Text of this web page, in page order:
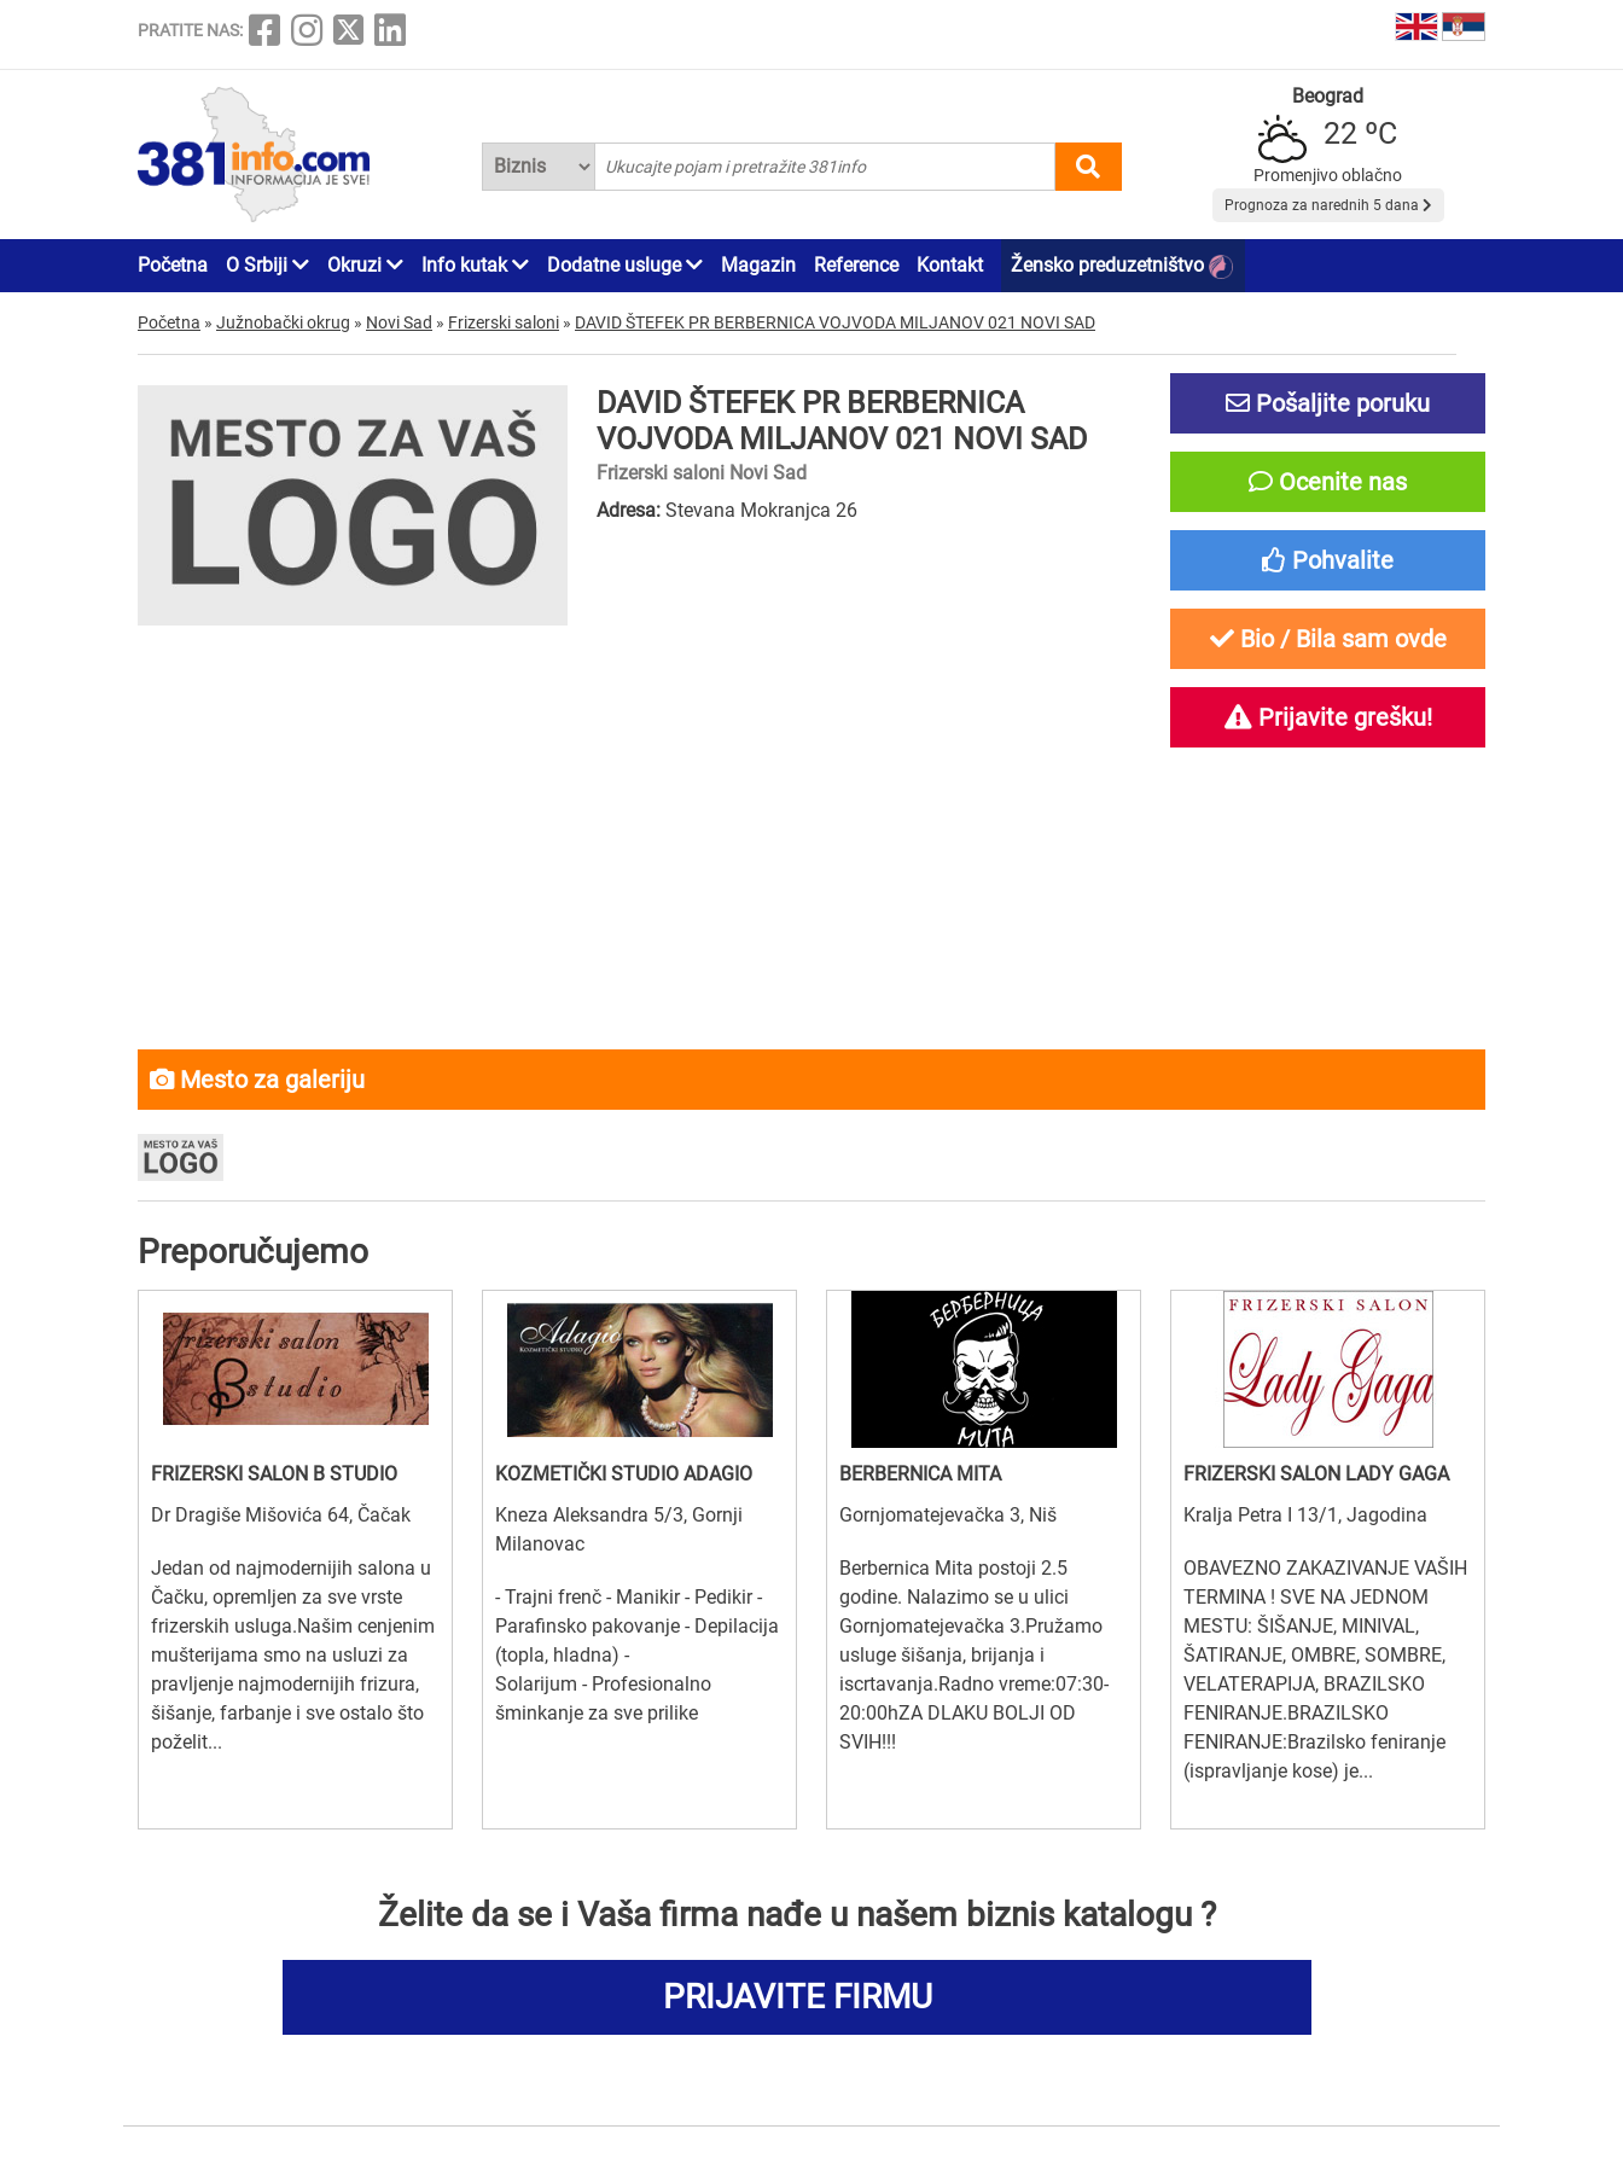
PRATITE NAS:
Beograd
22 ºC
Promenjivo oblačno
Prognoza za narednih 5 dana
Početna O Srbiji Okruzi Info kutak Dodatne usluge Magazin Reference Kontakt Žensko preduzetništvo
Početna » Južnobački okrug » Novi Sad » Frizerski saloni » DAVID ŠTEFEK PR BERBERNICA VOJVODA MILJANOV 021 NOVI SAD
DAVID ŠTEFEK PR BERBERNICA
VOJVODA MILJANOV 021 NOVI SAD
Frizerski saloni Novi Sad
Adresa: Stevana Mokranjca 26
Pošaljite poruku
Ocenite nas
Pohvalite
Bio / Bila sam ovde
Prijavite grešku!
Mesto za galeriju
Preporučujemo
FRIZERSKI SALON B STUDIO
Dr Dragiše Mišovića 64, Čačak
Jedan od najmodernijih salona u
Čačku, opremljen za sve vrste
frizerskih usluga.Našim cenjenim
mušterijama smo na usluzi za
pravljenje najmodernijih frizura,
šišanje, farbanje i sve ostalo što
poželit...
KOZMETIČKI STUDIO ADAGIO
Kneza Aleksandra 5/3, Gornji
Milanovac
- Trajni frenč - Manikir - Pedikir -
Parafinsko pakovanje - Depilacija
(topla, hladna) -
Solarijum - Profesionalno
šminkanje za sve prilike
BERBERNICA MITA
Gornjomatejevačka 3, Niš
Berbernica Mita postoji 2.5
godine. Nalazimo se u ulici
Gornjomatejevačka 3.Pružamo
usluge šišanja, brijanja i
iscrtavanja.Radno vreme:07:30-
20:00hZA DLAKU BOLJI OD
SVIH!!!
FRIZERSKI SALON LADY GAGA
Kralja Petra I 13/1, Jagodina
OBAVEZNO ZAKAZIVANJE VAŠIH
TERMINA ! SVE NA JEDNOM
MESTU: ŠIŠANJE, MINIVAL,
ŠATIRANJE, OMBRE, SOMBRE,
VELATERAPIJA, BRAZILSKO
FENIRANJE.BRAZILSKO
FENIRANJE:Brazilsko feniranje
(ispravljanje kose) je...
Želite da se i Vaša firma nađe u našem biznis katalogu ?
PRIJAVITE FIRMU